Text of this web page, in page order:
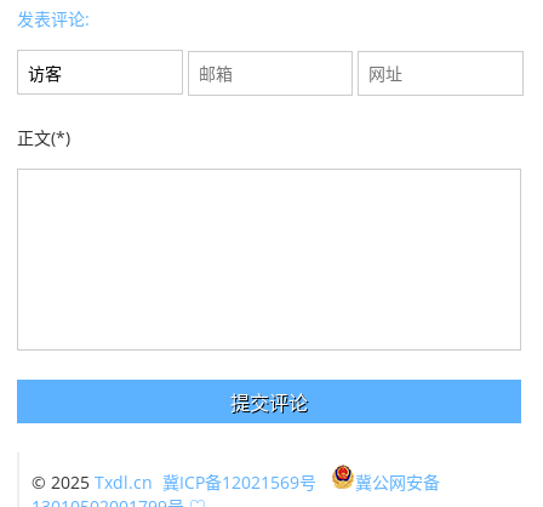
发表评论:
正文(*)
© 2025 Txdl.cn 冀ICP备12021569号
冀公网安备